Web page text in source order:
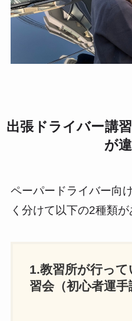
出張ドライバー講
が
ペーパードライバー向
く分けて以下の2種類が
1.教習所が行っ
習会（初心者運手